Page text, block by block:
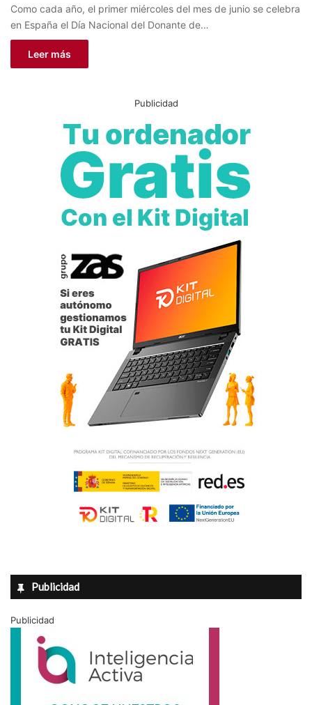
Como cada año, el primer miércoles del mes de junio se celebra
en España el Día Nacional del Donante de…
Leer más
Publicidad
Publicidad
Publicidad